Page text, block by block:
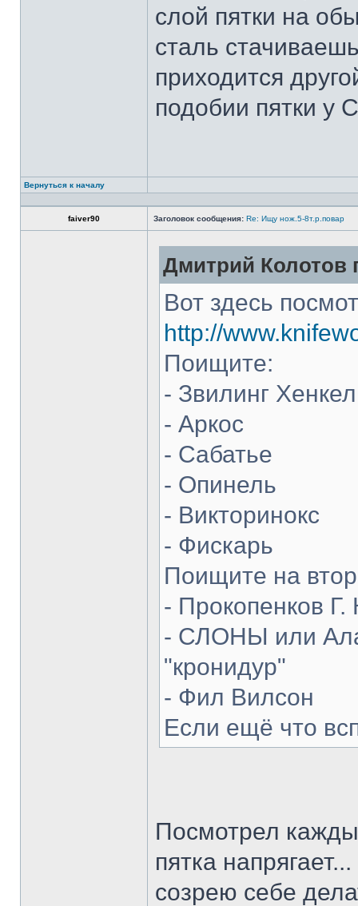
слой пятки на
сталь
приходится
подобии пятки у
Вернуться к началу
faiver90 Заголовок сообщения: Re: Ищу нож.5-8т.р.повар
Дмитрий Колотов
Вот здесь
http://
Поищите:
- Звилинг
- Аркос
- Сабатье
- Опинель
- Викторинокс
- Фискарь
Поищите на
- Прокопенков Г.
- СЛОНЫ или
"кронидур"
- Фил Вилсон
Если ещё что
Посмотрел
пятка
созрею себе